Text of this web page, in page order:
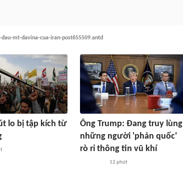
mt-davina-cua-iran-post655509.antd
lo bị tập kích từ
Ông Trump: Đang truy lùng
những người 'phản quốc'
rò rỉ thông tin vũ khí
12 phút